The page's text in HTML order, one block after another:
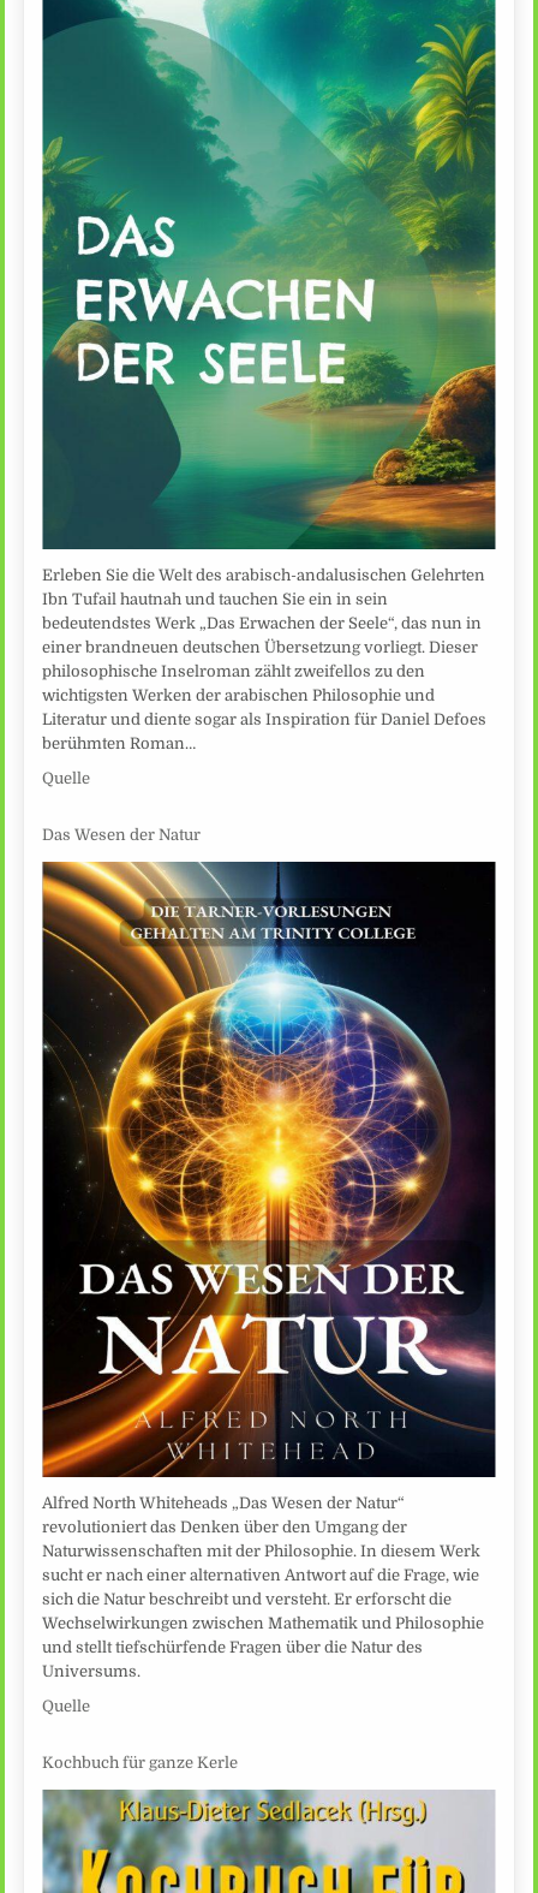
Erleben Sie die Welt des arabisch-andalusischen Gelehrten
Ibn Tufail hautnah und tauchen Sie ein in sein
bedeutendstes Werk „Das Erwachen der Seele“, das nun in
einer brandneuen deutschen Übersetzung vorliegt. Dieser
philosophische Inselroman zählt zweifellos zu den
wichtigsten Werken der arabischen Philosophie und
Literatur und diente sogar als Inspiration für Daniel Defoes
berühmten Roman…
Quelle
Das Wesen der Natur
Alfred North Whiteheads „Das Wesen der Natur“
revolutioniert das Denken über den Umgang der
Naturwissenschaften mit der Philosophie. In diesem Werk
sucht er nach einer alternativen Antwort auf die Frage, wie
sich die Natur beschreibt und versteht. Er erforscht die
Wechselwirkungen zwischen Mathematik und Philosophie
und stellt tiefschürfende Fragen über die Natur des
Universums.
Quelle
Kochbuch für ganze Kerle